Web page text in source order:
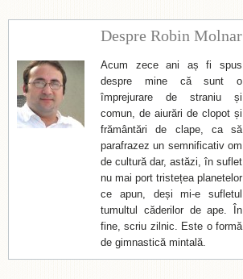
Despre Robin Molnar
Acum zece ani aș fi spus
despre mine că sunt o
împrejurare de straniu și
comun, de aiurări de clopot și
frământări de clape, ca să
parafrazez un semnificativ om
de cultură dar, astăzi, în suflet
nu mai port tristețea planetelor
ce apun, deși mi-e sufletul
tumultul căderilor de ape. În
fine, scriu zilnic. Este o formă
de gimnastică mintală.